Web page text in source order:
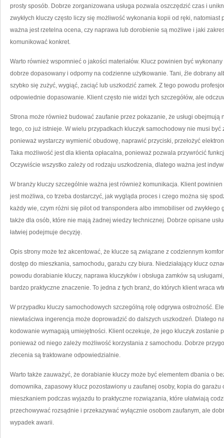
prosty sposób. Dobrze zorganizowana usługa pozwala oszczędzić czas i
zwykłych kluczy często liczy się możliwość wykonania kopii od ręki,
ważna jest rzetelna ocena, czy naprawa lub dorobienie są możliwe i jaki
komunikować konkret.
Warto również wspomnieć o jakości materiałów. Klucz powinien być
dobrze dopasowany i odporny na codzienne użytkowanie. Tani, źle dobrany
szybko się zużyć, wygiąć, zaciąć lub uszkodzić zamek. Z tego powodu
odpowiednie dopasowanie. Klient często nie widzi tych szczegółów, ale
Strona może również budować zaufanie przez pokazanie, że usługi
tego, co już istnieje. W wielu przypadkach kluczyk samochodowy nie musi
ponieważ wystarczy wymienić obudowę, naprawić przyciski, przełożyć
Taka możliwość jest dla klienta opłacalna, ponieważ pozwala przywrócić
Oczywiście wszystko zależy od rodzaju uszkodzenia, dlatego ważna jest
W branży kluczy szczególnie ważna jest również komunikacja. Klient
jest możliwa, co trzeba dostarczyć, jak wygląda proces i czego można się
każdy wie, czym różni się pilot od transpondera albo immobiliser od
także dla osób, które nie mają żadnej wiedzy technicznej. Dobrze opisane
łatwiej podejmuje decyzję.
Opis strony może też akcentować, że klucze są związane z codziennym
dostęp do mieszkania, samochodu, garażu czy biura. Niedziałający klucz
powodu dorabianie kluczy, naprawa kluczyków i obsługa zamków są
bardzo praktyczne znaczenie. To jedna z tych branż, do których klient wraca
W przypadku kluczy samochodowych szczególną rolę odgrywa ostrożność.
niewłaściwa ingerencja może doprowadzić do dalszych uszkodzeń. Dlatego
kodowanie wymagają umiejętności. Klient oczekuje, że jego kluczyk zostanie
ponieważ od niego zależy możliwość korzystania z samochodu. Dobrze
zlecenia są traktowane odpowiedzialnie.
Warto także zauważyć, że dorabianie kluczy może być elementem dbania o
domownika, zapasowy klucz pozostawiony u zaufanej osoby, kopia do
mieszkaniem podczas wyjazdu to praktyczne rozwiązania, które ułatwiają
przechowywać rozsądnie i przekazywać wyłącznie osobom zaufanym, ale
wypadek awarii.